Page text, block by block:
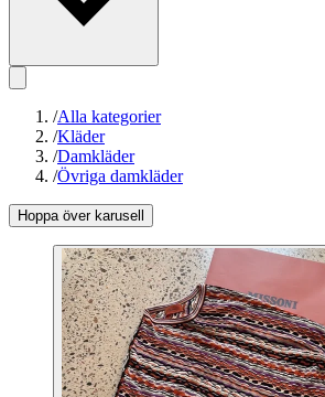
/Alla kategorier
/Kläder
/Damkläder
/Övriga damkläder
Hoppa över karusell